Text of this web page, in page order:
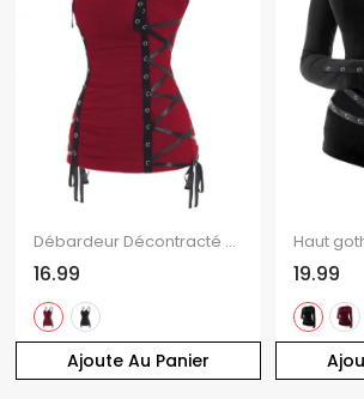
Ajoute Au Panier
Débardeur Décontracté en Couleur Unie à Lacets à Volants avec Œillet
16.99 19.99